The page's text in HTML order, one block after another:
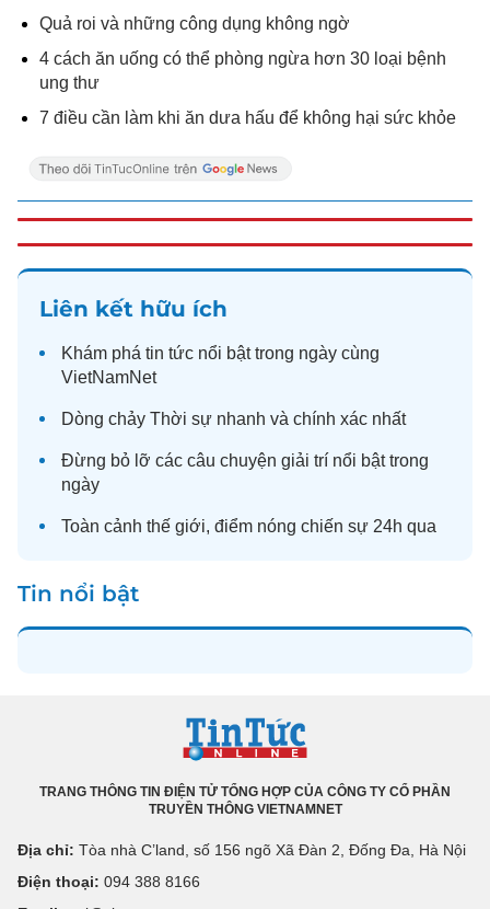
Quả roi và những công dụng không ngờ
4 cách ăn uống có thể phòng ngừa hơn 30 loại bệnh
ung thư
7 điều cần làm khi ăn dưa hấu để không hại sức khỏe
Liên kết hữu ích
Khám phá tin tức nổi bật trong ngày cùng
VietNamNet
Dòng chảy Thời sự nhanh và chính xác nhất
Đừng bỏ lỡ các câu chuyện giải trí nổi bật trong
ngày
Toàn cảnh thế giới, điểm nóng chiến sự 24h qua
Tin nổi bật
TRANG THÔNG TIN ĐIỆN TỬ TỔNG HỢP CỦA CÔNG TY CỔ PHẦN
TRUYỀN THÔNG VIETNAMNET
Địa chỉ: Tòa nhà C’land, số 156 ngõ Xã Đàn 2, Đống Đa, Hà Nội
Điện thoại: 094 388 8166